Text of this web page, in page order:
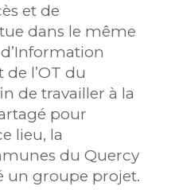
et de
dans le même
l’OT du
de travailler à la
pour
lieu, la
du Quercy
un groupe projet.